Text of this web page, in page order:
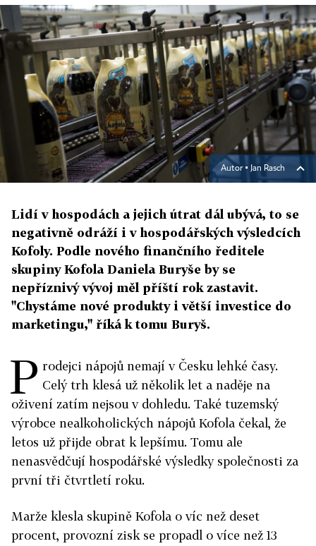
Autor ▪ Jan Rasch
Lidí v hospodách a jejich útrat dál ubývá, to se
negativně odráží i v hospodářských výsledcích
Kofoly. Podle nového finančního ředitele
skupiny Kofola Daniela Buryše by se
nepříznivý vývoj měl příští rok zastavit.
"Chystáme nové produkty i větší investice do
marketingu," říká k tomu Buryš.
P rodejci nápojů nemají v Česku lehké časy.
Celý trh klesá už několik let a naděje na
oživení zatím nejsou v dohledu. Také tuzemský
výrobce nealkoholických nápojů Kofola čekal, že
letos už přijde obrat k lepšímu. Tomu ale
nenasvědčují hospodářské výsledky společnosti za
první tři čtvrtletí roku.
Marže klesla skupině Kofola o víc než deset
procent, provozní zisk se propadl o více než 13